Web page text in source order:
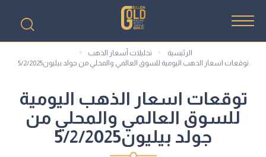
الرئيسية
تحليلات أسعار الذهب
توقعات اسعار الذهب اليومية للسوق العالمي والمحلي من جولد بيليون5/2/2025
توقعات اسعار الذهب اليومية
للسوق العالمي والمحلي من
جولد بيليون5/2/2025